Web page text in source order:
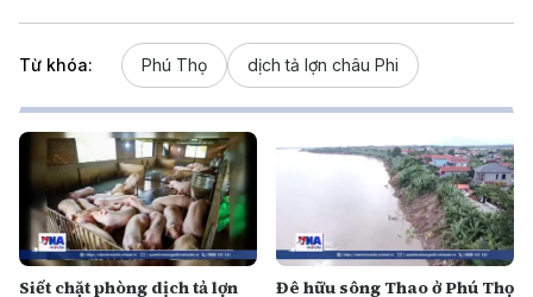
Từ khóa: Phú Thọ dịch tả lợn châu Phi
Siết chặt phòng dịch tả lợn
Đê hữu sông Thao ở Phú Thọ